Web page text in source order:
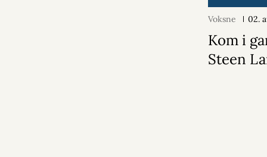
Voksne 02.
Kom i
Steen